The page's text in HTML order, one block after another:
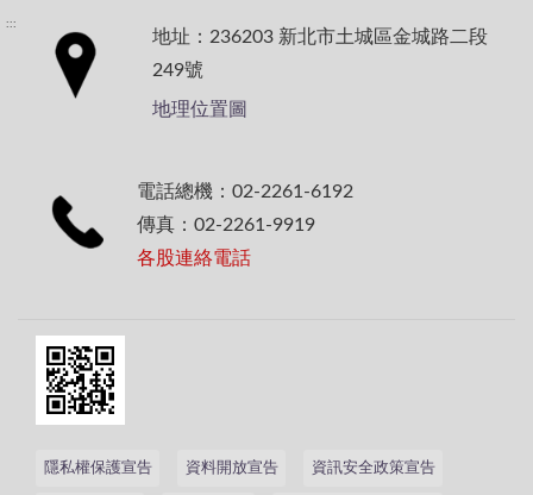
:::
地址：236203 新北市土城區金城路二段
249號
地理位置圖
電話總機：02-2261-6192
傳真：02-2261-9919
各股連絡電話
隱私權保護宣告 資料開放宣告 資訊安全政策宣告